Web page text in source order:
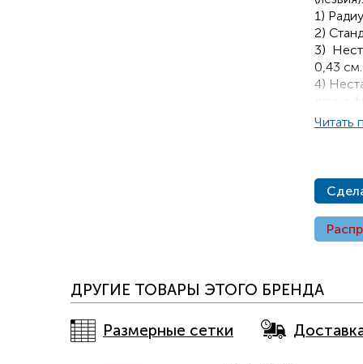
1)
2)
3)
0,43
4)
длина
всех
6)
ребра
-
модель
Читать
ДРУГИЕ ТОВАРЫ ЭТОГО БРЕНДА
Размерные сетки